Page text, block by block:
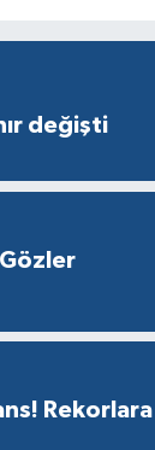
değişti
Rekorlara